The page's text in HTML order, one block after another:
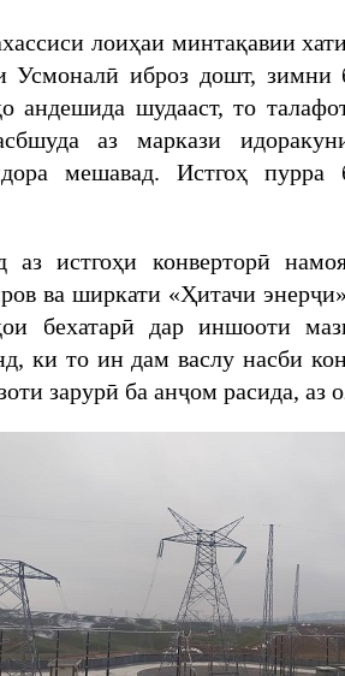
лоиҳаи минтақавии
Усмоналӣ иброз дошт, зимни
андешида шудааст, то
аз маркази
мешавад. Истгоҳ пурра
аз истгоҳи конверторӣ
ва ширкати «Ҳитачи
бехатарӣ дар иншооти
ки то ин дам васлу насби
зарурӣ ба анҷом расида, аз